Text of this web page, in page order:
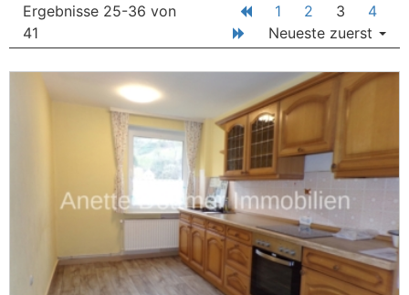
Ergebnisse 25-36 von
41
1 2 3
4
Neueste zuerst